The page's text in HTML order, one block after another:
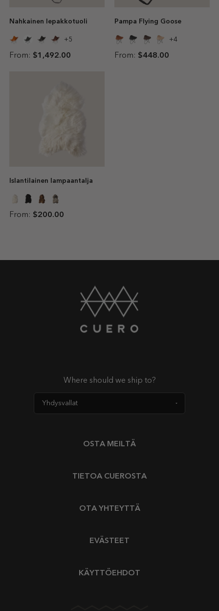
Nahkainen lepakkotuoli
5
From: $1,492.00
Pampa Flying Goose
4
From: $448.00
Islantilainen lampaantalja
From: $200.00
Where should we ship to?
OSTA MEILTÄ
TIETOA CUEROSTA
OTA YHTEYTTÄ
EVÄSTEET
KÄYTTÖEHDOT